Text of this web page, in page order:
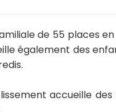
de 55 places
également des
accueille